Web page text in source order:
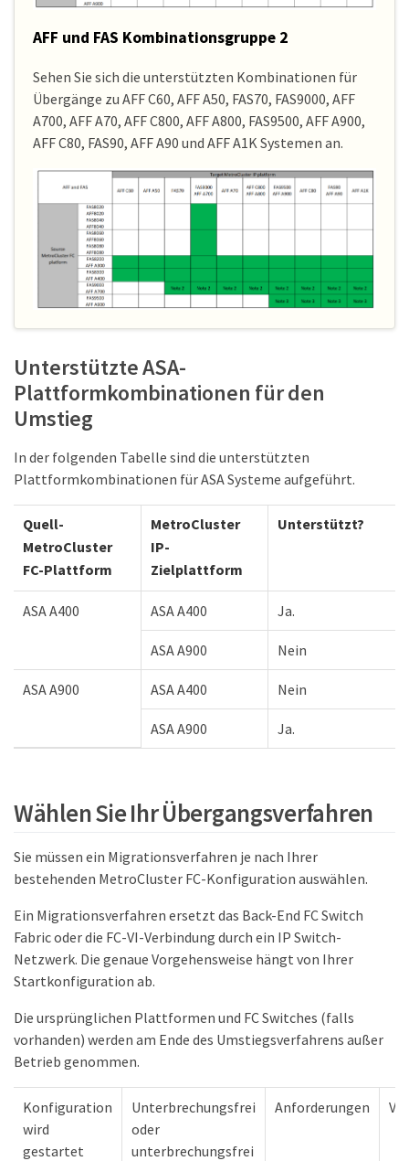
AFF und FAS Kombinationsgruppe 2
Sehen Sie sich die unterstützten Kombinationen für
Übergänge zu AFF C60, AFF A50, FAS70, FAS9000, AFF
A700, AFF A70, AFF C800, AFF A800, FAS9500, AFF A900,
AFF C80, FAS90, AFF A90 und AFF A1K Systemen an.
Unterstützte ASA-
Plattformkombinationen für den
Umstieg
In der folgenden Tabelle sind die unterstützten
Plattformkombinationen für ASA Systeme aufgeführt.
Quell-
MetroCluster
FC-Plattform
MetroCluster
IP-
Zielplattform
Unterstützt?
ASA A400 ASA A400 Ja.
ASA A900 Nein
ASA A900 ASA A400 Nein
ASA A900 Ja.
Wählen Sie Ihr Übergangsverfahren
Sie müssen ein Migrationsverfahren je nach Ihrer
bestehenden MetroCluster FC-Konfiguration auswählen.
Ein Migrationsverfahren ersetzt das Back-End FC Switch
Fabric oder die FC-VI-Verbindung durch ein IP Switch-
Netzwerk. Die genaue Vorgehensweise hängt von Ihrer
Startkonfiguration ab.
Die ursprünglichen Plattformen und FC Switches (falls
vorhanden) werden am Ende des Umstiegsverfahrens außer
Betrieb genommen.
Konfiguration
wird
gestartet
Unterbrechungsfrei
oder
unterbrechungsfrei
Anforderungen